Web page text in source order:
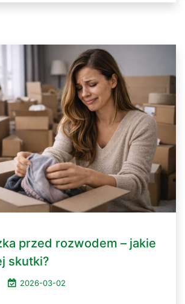
przed rozwodem – jakie
skutki?
2026-03-02